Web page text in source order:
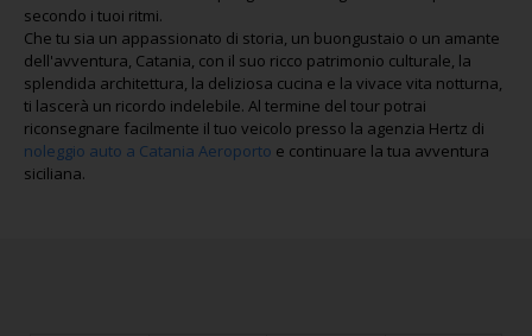
secondo i tuoi ritmi.
Che tu sia un appassionato di storia, un buongustaio o un amante
dell'avventura, Catania, con il suo ricco patrimonio culturale, la
splendida architettura, la deliziosa cucina e la vivace vita notturna,
ti lascerà un ricordo indelebile. Al termine del tour potrai
riconsegnare facilmente il tuo veicolo presso la agenzia Hertz di
noleggio auto a Catania Aeroporto e continuare la tua avventura
siciliana.